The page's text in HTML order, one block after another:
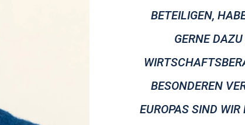
BETEILIGEN,
GERNE
BESONDEREN
EUROPAS SIND